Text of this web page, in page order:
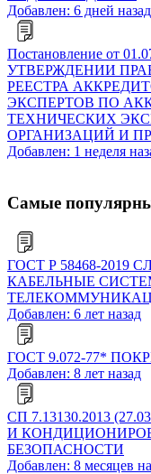
Добавлен: 6 дней назад
Постановление от
УТВЕРЖДЕНИИ
РЕЕСТРА
ЭКСПЕРТОВ ПО
ТЕХНИЧЕСКИХ
ОРГАНИЗАЦИЙ И
Добавлен: 1 неделя
Самые
ГОСТ Р 58468-
КАБЕЛЬНЫЕ
Добавлен: 6 лет назад
ГОСТ 9.072-77*
Добавлен: 8 лет назад
СП 7.13130.2013
И
БЕЗОПАСНОСТИ
Добавлен: 8 месяцев